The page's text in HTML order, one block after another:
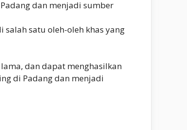
dan menjadi sumber
satu oleh-oleh khas yang
dan dapat menghasilkan
di Padang dan menjadi